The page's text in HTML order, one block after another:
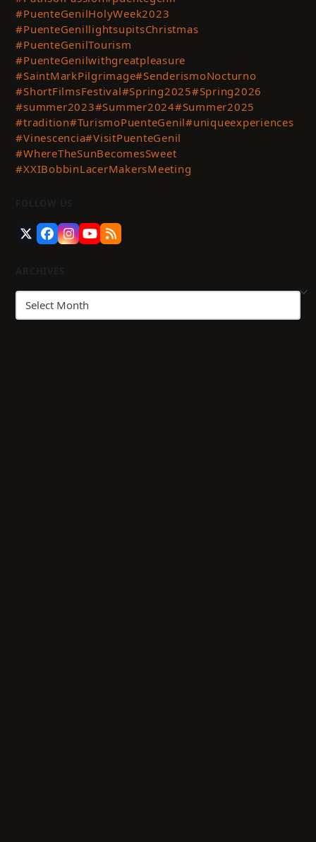
#PuenteGenilHolyWeek2023
#PuenteGenillightsupitsChristmas
#PuenteGenilTourism
#PuenteGenilwithgreatpleasure
#SaintMarkPilgrimage#SenderismoNocturno
#ShortFilmsFestival#Spring2025#Spring2026
#summer2023#Summer2024#Summer2025
#tradition#TurismoPuenteGenil#uniqueexperiences
#Vinescencia#VisitPuenteGenil
#WhereTheSunBecomesSweet
#XXIBobbinLacerMakersMeeting
TwitterFacebook
Instagram
YouTube
RSS
Archives